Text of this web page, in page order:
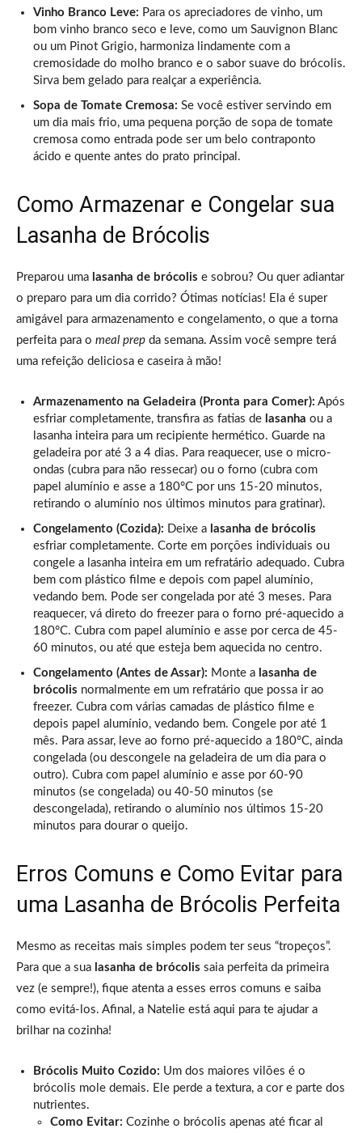
Vinho Branco Leve: Para os apreciadores de vinho, um
bom vinho branco seco e leve, como um Sauvignon Blanc
ou um Pinot Grigio, harmoniza lindamente com a
cremosidade do molho branco e o sabor suave do brócolis.
Sirva bem gelado para realçar a experiência.
Sopa de Tomate Cremosa: Se você estiver servindo em
um dia mais frio, uma pequena porção de sopa de tomate
cremosa como entrada pode ser um belo contraponto
ácido e quente antes do prato principal.
Como Armazenar e Congelar sua
Lasanha de Brócolis
Preparou uma lasanha de brócolis e sobrou? Ou quer adiantar
o preparo para um dia corrido? Ótimas notícias! Ela é super
amigável para armazenamento e congelamento, o que a torna
perfeita para o meal prep da semana. Assim você sempre terá
uma refeição deliciosa e caseira à mão!
Armazenamento na Geladeira (Pronta para Comer): Após
esfriar completamente, transfira as fatias de lasanha ou a
lasanha inteira para um recipiente hermético. Guarde na
geladeira por até 3 a 4 dias. Para reaquecer, use o micro-
ondas (cubra para não ressecar) ou o forno (cubra com
papel alumínio e asse a 180°C por uns 15-20 minutos,
retirando o alumínio nos últimos minutos para gratinar).
Congelamento (Cozida): Deixe a lasanha de brócolis
esfriar completamente. Corte em porções individuais ou
congele a lasanha inteira em um refratário adequado. Cubra
bem com plástico filme e depois com papel alumínio,
vedando bem. Pode ser congelada por até 3 meses. Para
reaquecer, vá direto do freezer para o forno pré-aquecido a
180°C. Cubra com papel alumínio e asse por cerca de 45-
60 minutos, ou até que esteja bem aquecida no centro.
Congelamento (Antes de Assar): Monte a lasanha de
brócolis normalmente em um refratário que possa ir ao
freezer. Cubra com várias camadas de plástico filme e
depois papel alumínio, vedando bem. Congele por até 1
mês. Para assar, leve ao forno pré-aquecido a 180°C, ainda
congelada (ou descongele na geladeira de um dia para o
outro). Cubra com papel alumínio e asse por 60-90
minutos (se congelada) ou 40-50 minutos (se
descongelada), retirando o alumínio nos últimos 15-20
minutos para dourar o queijo.
Erros Comuns e Como Evitar para
uma Lasanha de Brócolis Perfeita
Mesmo as receitas mais simples podem ter seus “tropeços”.
Para que a sua lasanha de brócolis saia perfeita da primeira
vez (e sempre!), fique atenta a esses erros comuns e saiba
como evitá-los. Afinal, a Natelie está aqui para te ajudar a
brilhar na cozinha!
Brócolis Muito Cozido: Um dos maiores vilões é o
brócolis mole demais. Ele perde a textura, a cor e parte dos
nutrientes.
Como Evitar: Cozinhe o brócolis apenas até ficar al